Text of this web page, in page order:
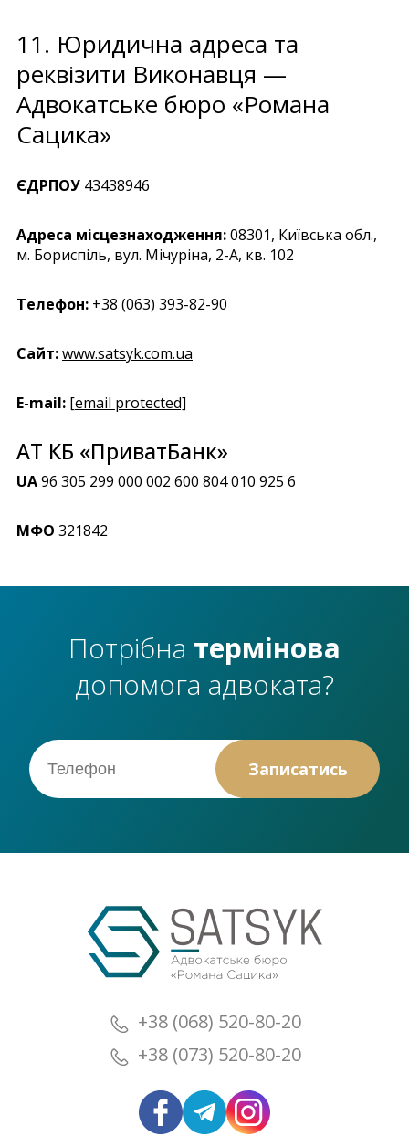
11. Юридична адреса та
реквізити Виконавця —
Адвокатське бюро «Романа
Сацика»
ЄДРПОУ 43438946
Адреса місцезнаходження:08301, Київська обл.,
м. Бориспіль, вул. Мічуріна, 2-А, кв. 102
Телефон: +38 (063) 393-82-90
Сайт:www.satsyk.com.ua
E-mail: [email protected]
АТ КБ «ПриватБанк»
UA96 305 299 000 002 600 804 010 925 6
МФО 321842
Потрібна термінова
допомога адвоката?
+38 (068) 520-80-20
+38 (073) 520-80-20